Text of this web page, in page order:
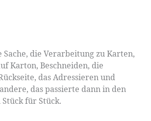
Sache, die Verarbeitung zu Karten,
Karton, Beschneiden, die
das Adressieren und
das passierte dann in den
für Stück.